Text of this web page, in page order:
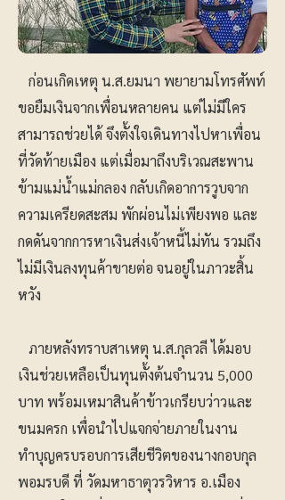
ก่อนเกิดเหตุ น.ส.ยมนา พยายามโทรศัพท์
ขอยืมเงินจากเพื่อนหลายคน แต่ไม่มีใคร
สามารถช่วยได้ จึงตั้งใจเดินทางไปหาเพื่อน
ที่วัดท้ายเมือง แต่เมื่อมาถึงบริเวณสะพาน
ข้ามแม่น้ำแม่กลอง กลับเกิดอาการวูบจาก
ความเครียดสะสม พักผ่อนไม่เพียงพอ และ
กดดันจากการหาเงินส่งเจ้าหนี้ไม่ทัน รวมถึง
ไม่มีเงินลงทุนค้าขายต่อ จนอยู่ในภาวะสิ้น
หวัง
ภายหลังทราบสาเหตุ น.ส.กุลวลี ได้มอบ
เงินช่วยเหลือเป็นทุนตั้งต้นจำนวน 5,000
บาท พร้อมเหมาสินค้าข้าวเกรียบว่าวและ
ขนมครก เพื่อนำไปแจกจ่ายภายในงาน
ทำบุญครบรอบการเสียชีวิตของนางกอบกุล
พอมรบดี ที่ วัดมหาธาตุวรวิหาร อ.เมือง